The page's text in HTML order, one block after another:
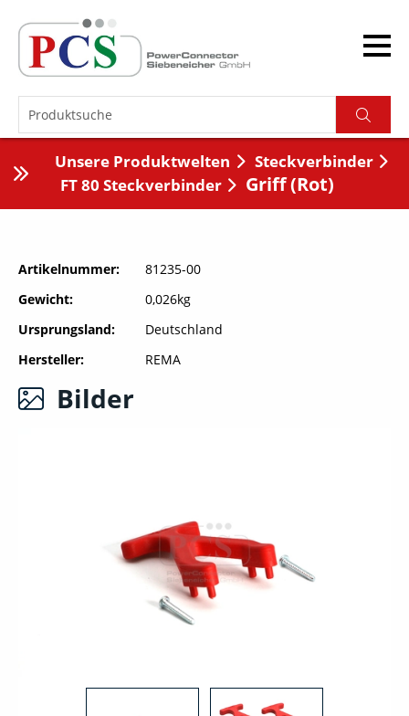
Unsere Produktwelten
Steckverbinder
FT 80 Steckverbinder
Griff (Rot)
Artikelnummer
81235-00
Gewicht
0,026kg
Ursprungsland
Deutschland
Hersteller
REMA
Bilder